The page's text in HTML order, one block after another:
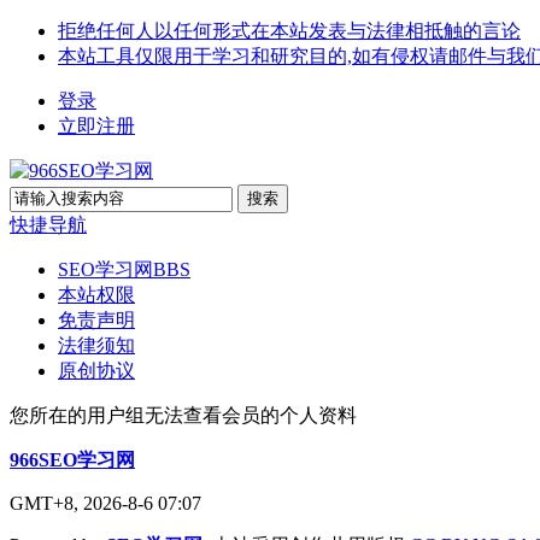
拒绝任何人以任何形式在本站发表与法律相抵触的言论
本站工具仅限用于学习和研究目的,如有侵权请邮件与我
登录
立即注册
搜索
快捷导航
SEO学习网BBS
本站权限
免责声明
法律须知
原创协议
您所在的用户组无法查看会员的个人资料
966SEO学习网
GMT+8, 2026-8-6 07:07